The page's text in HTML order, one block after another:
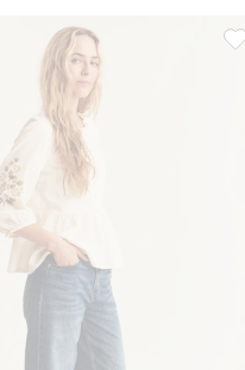
Legg til i favoriter